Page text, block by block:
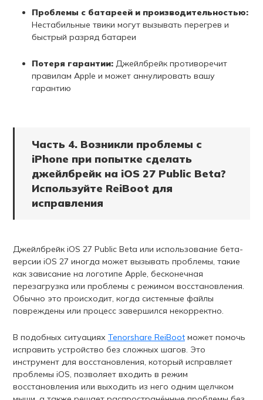
Проблемы с батареей и производительностью:
Нестабильные твики могут вызывать перегрев и
быстрый разряд батареи
Потеря гарантии:Джейлбрейк противоречит
правилам Apple и может аннулировать вашу
гарантию
Часть 4. Возникли проблемы с
iPhone при попытке сделать
джейлбрейк на iOS 27 Public Beta?
Используйте ReiBoot для
исправления
Джейлбрейк iOS 27 Public Beta или использование бета-
версии iOS 27 иногда может вызывать проблемы, такие
как зависание на логотипе Apple, бесконечная
перезагрузка или проблемы с режимом восстановления.
Обычно это происходит, когда системные файлы
повреждены или процесс завершился некорректно.
В подобных ситуациях Tenorshare ReiBootможет помочь
исправить устройство без сложных шагов. Это
инструмент для восстановления, который исправляет
проблемы iOS, позволяет входить в режим
восстановления или выходить из него одним щелчком